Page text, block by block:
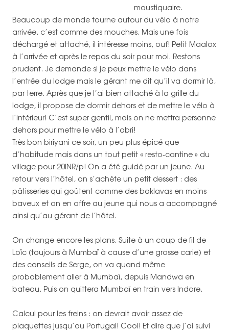
moustiquaire.
Beaucoup de monde tourne autour du vélo à notre
arrivée, c’est comme des mouches. Mais une fois
déchargé et attaché, il intéresse moins, ouf! Petit Maalox
à l’arrivée et après le repas du soir pour moi. Restons
prudent. Je demande si je peux mettre le vélo dans
l’entrée du lodge mais le gérant me dit qu’il va dormir là,
par terre. Après que je l’ai bien attaché à la grille du
lodge, il propose de dormir dehors et de mettre le vélo à
l’intérieur! C’est super gentil, mais on ne mettra personne
dehors pour mettre le vélo à l’abri!
Très bon biriyani ce soir, un peu plus épicé que
d’habitude mais dans un tout petit « resto-cantine » du
village pour 20INR/p! On a été guidé par un jeune. Au
retour vers l’hôtel, on s’achète un petit dessert : des
pâtisseries qui goûtent comme des baklavas en moins
baveux et on en offre au jeune qui nous a accompagné
ainsi qu’au gérant de l’hôtel.
On change encore les plans. Suite à un coup de fil de
Loïc (toujours à Mumbaï à cause d’une grosse carie) et
des conseils de Serge, on va quand même
probablement aller à Mumbaï, depuis Mandwa en
bateau. Puis on quittera Mumbaï en train vers Indore.
Calcul pour les freins : on devrait avoir assez de
plaquettes jusqu’au Portugal! Cool! Et dire que j’ai suivi